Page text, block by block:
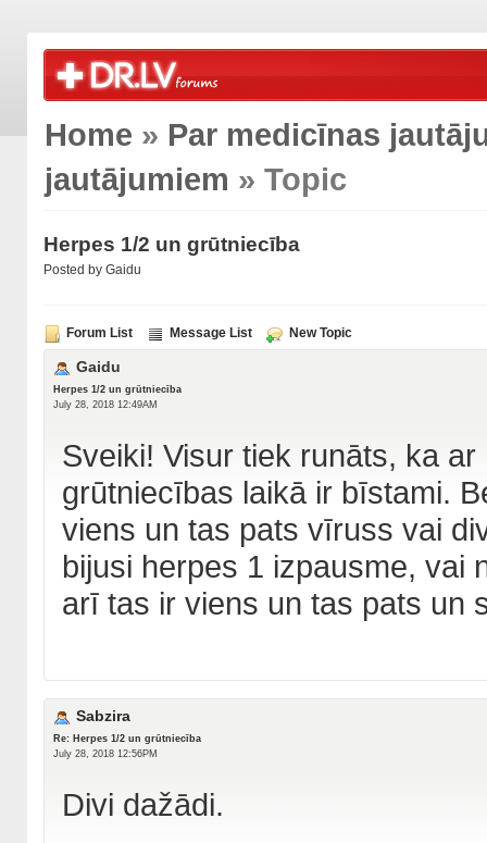
Home » Par medicīnas
jautājumiem » Topic
Herpes 1/2 un grūtniecība
Posted by Gaidu
Forum List Message List New Topic
Gaidu
Herpes 1/2 un grūtniecība
July 28, 2018 12:49AM
Sveiki! Visur tiek runāts, ka
grūtniecības laikā ir bīstami.
viens un tas pats vīruss vai
bijusi herpes 1 izpausme, vai
arī tas ir viens un tas pats un
Sabzira
Re: Herpes 1/2 un grūtniecība
July 28, 2018 12:56PM
Divi dažādi.